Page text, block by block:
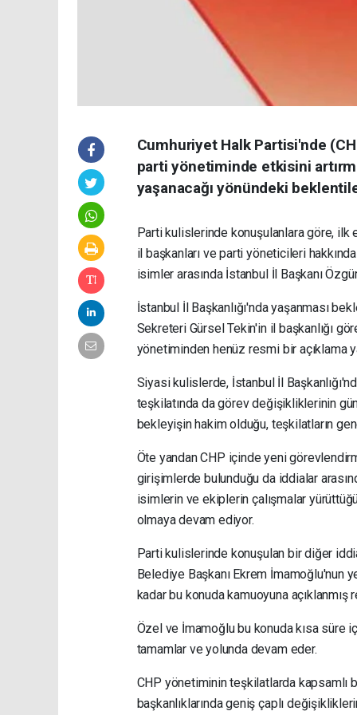
Cumhuriyet Halk Partisi'nde
parti yönetiminde etkisini
yaşanacağı yönündeki
Parti kulislerinde konuşulanlara göre, ilk
il başkanları ve parti yöneticileri
isimler arasında İstanbul İl Başkanı
İstanbul İl Başkanlığı'nda yaşanması
Sekreteri Gürsel Tekin'in il başkanlığı
yönetiminden henüz resmi bir açıklama
Siyasi kulislerde, İstanbul İl
teşkilatında da görev değişikliklerinin
bekleyişin hakim olduğu, teşkilatların
Öte yandan CHP içinde yeni
girişimlerde bulunduğu da iddialar
isimlerin ve ekiplerin çalışmalar
olmaya devam ediyor.
Parti kulislerinde konuşulan bir diğer
Belediye Başkanı Ekrem İmamoğlu'nun
kadar bu konuda kamuoyuna
Özel ve İmamoğlu bu konuda kısa süre
tamamlar ve yolunda devam eder.
CHP yönetiminin teşkilatlarda kapsamlı
başkanlıklarında geniş çaplı